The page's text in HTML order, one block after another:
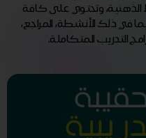
الذهنية، وتحتوي على كافة
بما في ذلك الأنشطة، المراجع،
التدريب المتكاملة.